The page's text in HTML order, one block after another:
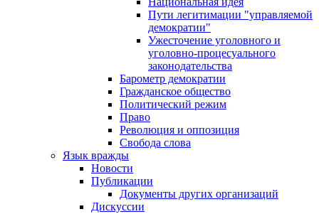
Пути легитимации "управляемой
демократии"
Ужесточение уголовного и
уголовно-процесуального
законодательства
Барометр демократии
Гражданское общество
Политический режим
Право
Революция и оппозиция
Свобода слова
Язык вражды
Новости
Публикации
Документы других организаций
Дискуссии